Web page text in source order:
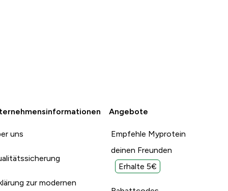
uns
zur modernen
Angebote
Empfehle Myprotein
deinen Freunden
Erhalte 5€